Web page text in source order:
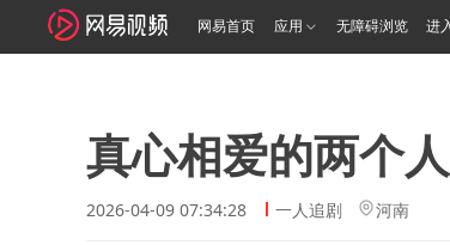
网易首页 应用 无障碍浏览 进
真心相爱的两个
2026-04-09 07:34:28 一人追剧 河南